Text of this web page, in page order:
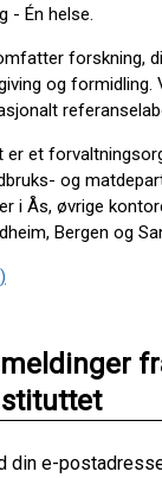
- Én helse.
forskning,
og
et
og
i Ås, øvrige
Bergen og
din e-